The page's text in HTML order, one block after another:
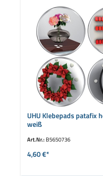
UHU Klebepads patafix
weiß
Art.Nr.: B5650736
4,60 €*